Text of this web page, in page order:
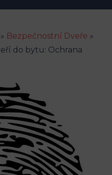
» Bezpečnostní Dveře »
do bytu: Ochrana